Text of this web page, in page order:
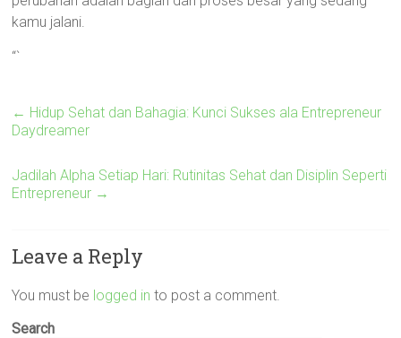
kamu jalani.
“`
← Hidup Sehat dan Bahagia: Kunci Sukses ala Entrepreneur
Daydreamer
Jadilah Alpha Setiap Hari: Rutinitas Sehat dan Disiplin Seperti
Entrepreneur →
Leave a Reply
You must be logged in to post a comment.
Search